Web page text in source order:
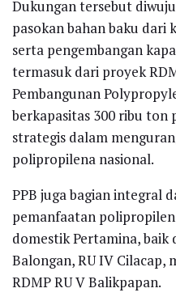
Dukungan tersebut
pasokan bahan baku dari
serta pengembangan
termasuk dari proyek
Pembangunan
berkapasitas 300 ribu ton
strategis dalam
polipropilena nasional.
PPB juga bagian integral
pemanfaatan
domestik Pertamina, baik
Balongan, RU IV Cilacap,
RDMP RU V Balikpapan.